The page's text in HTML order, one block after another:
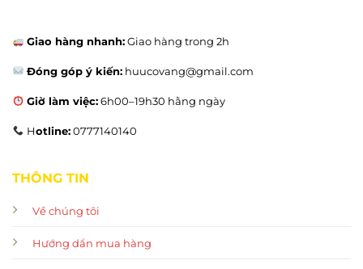
Giao hàng nhanh:Giao hàng trong 2h
Đóng góp ý kiến: huucovang@gmail.com
Giờ làm việc:6h00–19h30 hằng ngày
Hotline:0777140140
THÔNG TIN
Về chúng tôi
Hướng dẩn mua hàng